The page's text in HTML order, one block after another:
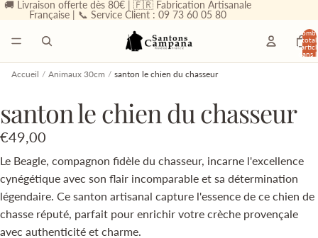
🚚 Livraison offerte dès 80€ | 🇫🇷 Fabrication Artisanale
Française | 📞 Service Client : 09 73 60 05 80
total
dans
Accueil / Animaux 30cm / santon le chien du chasseur
santon le chien du chasseur
€49,00
Le Beagle, compagnon fidèle du chasseur, incarne l'excellence
cynégétique avec son flair incomparable et sa détermination
légendaire. Ce santon artisanal capture l'essence de ce chien de
chasse réputé, parfait pour enrichir votre crèche provençale
avec authenticité et charme.